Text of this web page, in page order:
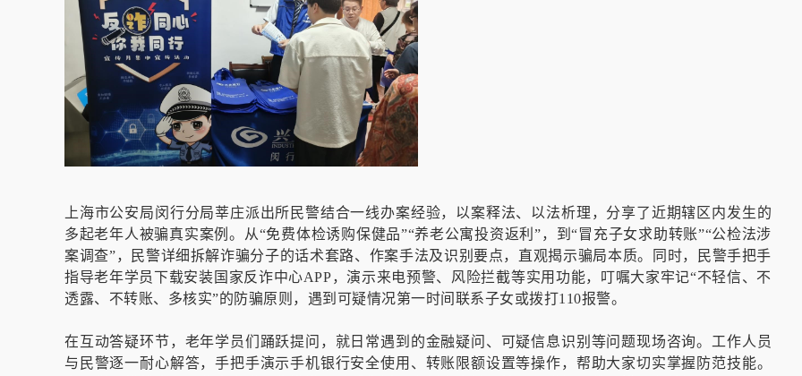
上海市公安局闵行分局莘庄派出所民警结合一线办案经验，以案释法、以法析理，分享了近期辖区内发生的
多起老年人被骗真实案例。从“免费体检诱购保健品”“养老公寓投资返利”，到“冒充子女求助转账”“公检法涉
案调查”，民警详细拆解诈骗分子的话术套路、作案手法及识别要点，直观揭示骗局本质。同时，民警手把手
指导老年学员下载安装国家反诈中心APP，演示来电预警、风险拦截等实用功能，叮嘱大家牢记“不轻信、不
透露、不转账、多核实”的防骗原则，遇到可疑情况第一时间联系子女或拨打110报警。
在互动答疑环节，老年学员们踊跃提问，就日常遇到的金融疑问、可疑信息识别等问题现场咨询。工作人员
与民警逐一耐心解答，手把手演示手机银行安全使用、转账限额设置等操作，帮助大家切实掌握防范技能。